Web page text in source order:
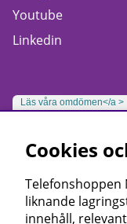
Youtube
Linkedin
Läs våra omdömen</a >
Cookies
Telefonshoppen
liknande
innehåll,